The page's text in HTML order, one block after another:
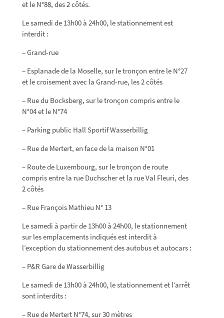
et le N°88, des 2 côtés.
Le samedi de 13h00 à 24h00, le stationnement est
interdit :
– Grand-rue
– Esplanade de la Moselle, sur le tronçon entre le N°27
et le croisement avec la Grand-rue, les 2 côtés
– Rue du Bocksberg, sur le tronçon compris entre le
N°04 et le N°74
– Parking public Hall Sportif Wasserbillig
– Rue de Mertert, en face de la maison N°01
– Route de Luxembourg, sur le tronçon de route
compris entre la rue Duchscher et la rue Val Fleuri, des
2 côtés
– Rue François Mathieu N° 13
Le samedi à partir de 13h00 à 24h00, le stationnement
sur les emplacements indiqués est interdit à
l’exception du stationnement des autobus et autocars :
– P&R Gare de Wasserbillig
Le samedi de 13h00 à 24h00, le stationnement et l’arrêt
sont interdits :
– Rue de Mertert N°74, sur 30 mètres